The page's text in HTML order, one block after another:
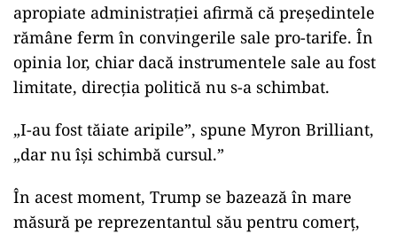
apropiate administrației afirmă că președintele
rămâne ferm în convingerile sale pro-tarife. În
opinia lor, chiar dacă instrumentele sale au fost
limitate, direcția politică nu s-a schimbat.
„I-au fost tăiate aripile”, spune Myron Brilliant,
„dar nu își schimbă cursul.”
În acest moment, Trump se bazează în mare
măsură pe reprezentantul său pentru comerț,